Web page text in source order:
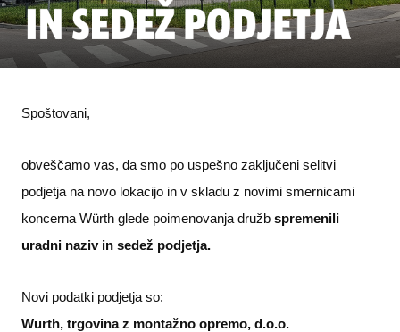
Spoštovani,
obveščamo vas, da smo po uspešno zaključeni selitvi
podjetja na novo lokacijo in v skladu z novimi smernicami
koncerna Würth glede poimenovanja družb spremenili
uradni naziv in sedež podjetja.
Novi podatki podjetja so:
Wurth, trgovina z montažno opremo, d.o.o.